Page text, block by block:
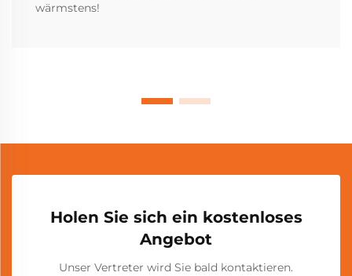
wärmstens!
Holen Sie sich ein kostenloses
Angebot
Unser Vertreter wird Sie bald kontaktieren.